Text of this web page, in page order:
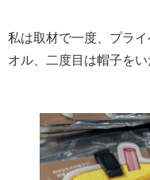
私は取材で一度、プラ
オル、二度目は帽子を